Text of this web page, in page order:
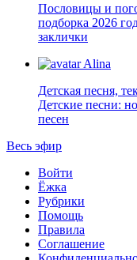
Пословицы и
подборка 2026
заклички
Alina
Детская песня,
Детские песни:
песен
Весь эфир
Войти
Ёжка
Рубрики
Помощь
Правила
Соглашение